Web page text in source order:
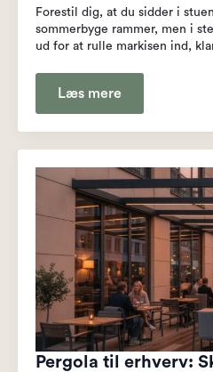
Forestil dig, at du sidder i
sommerbyge rammer, men i
ud for at rulle markisen ind,
Læs mere
Pergola til erhverv: